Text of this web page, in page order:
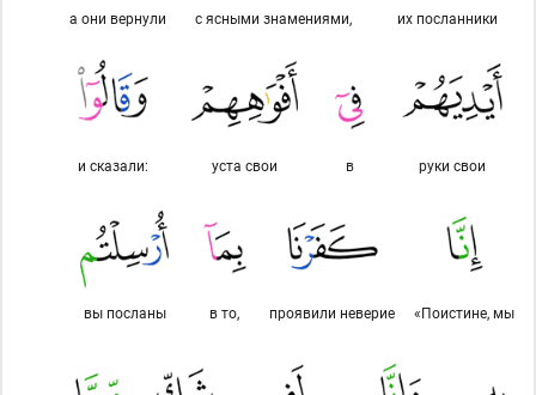
их посланники
с ясными знамениями,
а они вернули
руки свои
в
уста свои
и сказали:
«Поистине, мы
проявили неверие
в то,
вы посланы